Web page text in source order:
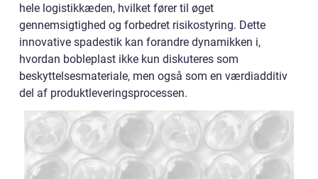
hele logistikkæden, hvilket fører til øget
gennemsigtighed og forbedret risikostyring. Dette
innovative spadestik kan forandre dynamikken i,
hvordan bobleplast ikke kun diskuteres som
beskyttelsesmateriale, men også som en værdiadditiv
del af produktleveringsprocessen.